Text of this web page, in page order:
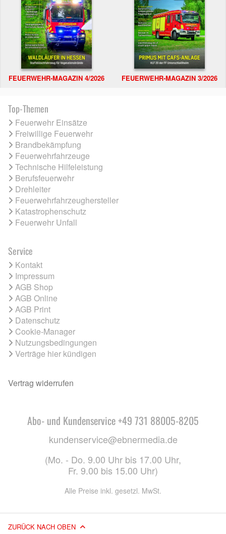
FEUERWEHR-MAGAZIN 4/2026 FEUERWEHR-MAGAZIN 3/2026
Top-Themen
Feuerwehr Einsätze
Freiwillige Feuerwehr
Brandbekämpfung
Feuerwehrfahrzeuge
Technische Hilfeleistung
Berufsfeuerwehr
Drehleiter
Feuerwehrfahrzeughersteller
Katastrophenschutz
Feuerwehr Unfall
Service
Kontakt
Impressum
AGB Shop
AGB Online
AGB Print
Datenschutz
Cookie-Manager
Nutzungsbedingungen
Verträge hier kündigen
Vertrag widerrufen
Abo- und Kundenservice +49 731 88005-8205
kundenservice@ebnermedia.de
(Mo. - Do. 9.00 Uhr bis 17.00 Uhr,
Fr. 9.00 bis 15.00 Uhr)
Alle Preise inkl. gesetzl. MwSt.
ZURÜCK NACH OBEN